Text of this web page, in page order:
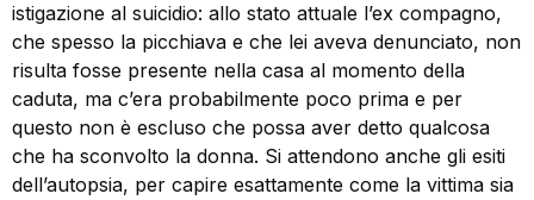
istigazione al suicidio: allo stato attuale l’ex compagno,
che spesso la picchiava e che lei aveva denunciato, non
risulta fosse presente nella casa al momento della
caduta, ma c’era probabilmente poco prima e per
questo non è escluso che possa aver detto qualcosa
che ha sconvolto la donna. Si attendono anche gli esiti
dell’autopsia, per capire esattamente come la vittima sia